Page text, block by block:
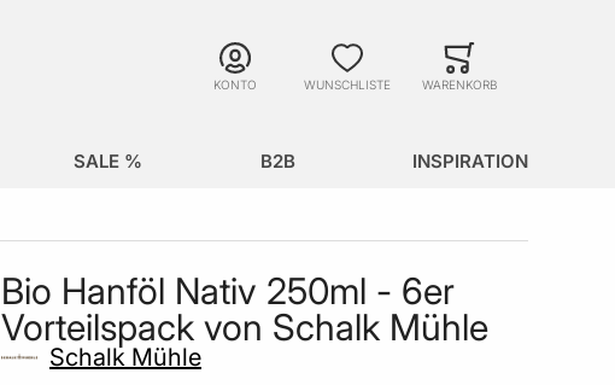
KONTO WUNSCHLISTE WARENKORB
SALE % B2B INSPIRATION
Bio Hanföl Nativ 250ml - 6er
Vorteilspack von Schalk Mühle
Schalk Mühle